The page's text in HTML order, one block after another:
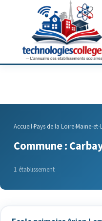
Accueil›Pays de la Loire›Maine-et-
Commune :
1 établissement